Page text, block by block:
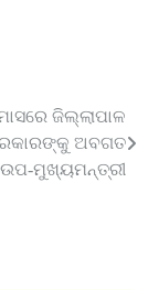
ଜିଲ୍ଲାପାଳ
ଅବଗତ
ଉପ-ମୁଖ୍ୟମନ୍ତ୍ରୀ